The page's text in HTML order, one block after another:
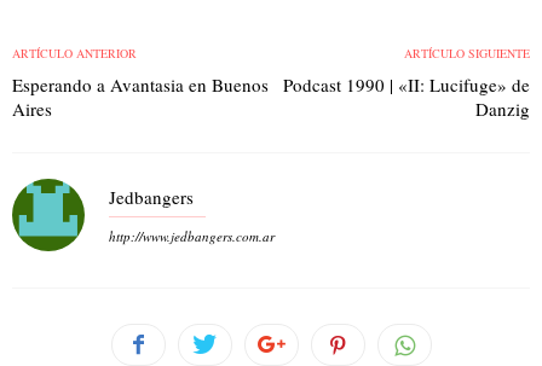
ARTÍCULO ANTERIOR
Esperando a Avantasia en Buenos
Aires
ARTÍCULO SIGUIENTE
Podcast 1990 | «II: Lucifuge» de
Danzig
Jedbangers
http://www.jedbangers.com.ar